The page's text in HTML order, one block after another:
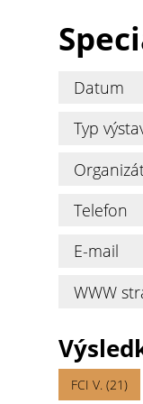
Datum
Typ
Telefon
E-mail
WWW
FCI V. (21)